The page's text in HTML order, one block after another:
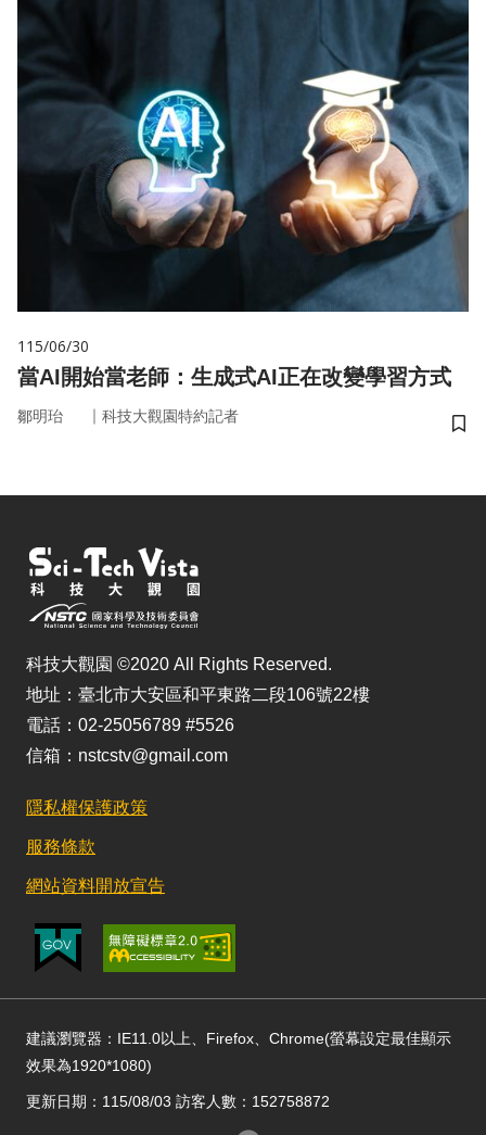
115/06/30
當AI開始當老師：生成式AI正在改變學習方式
鄒明珆 ｜ 科技大觀園特約記者
儲
科技大觀園 ©2020 All Rights Reserved.
地址：臺北市大安區和平東路二段106號22樓
電話：02-25056789 #5526
信箱：nstcstv@gmail.com
隱私權保護政策
服務條款
網站資料開放宣告
建議瀏覽器：IE11.0以上、Firefox、Chrome(螢幕設定最佳顯示
效果為1920*1080)
更新日期：115/08/03 訪客人數：152758872